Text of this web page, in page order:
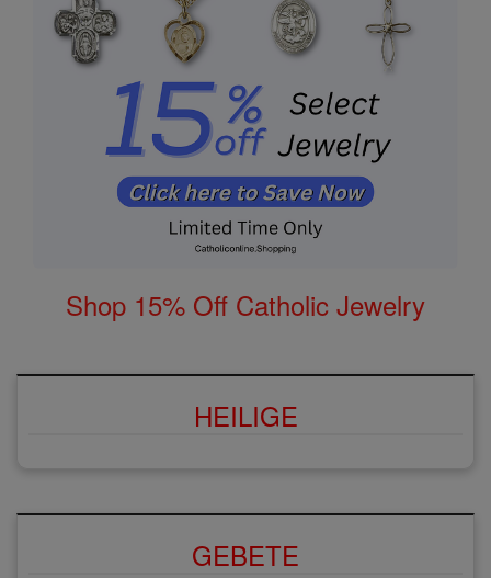
Shop 15% Off Catholic Jewelry
HEILIGE
GEBETE